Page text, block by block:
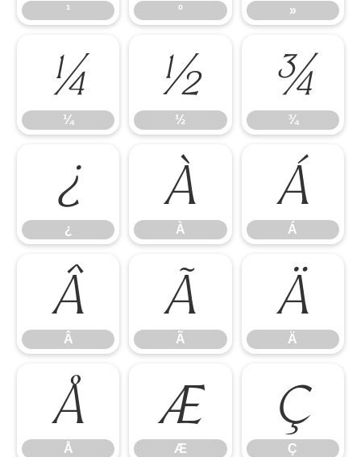
¹ º »
¼
¼
½
½
¾
¾
¿
¿
À
À
Á
Á
Â
Â
Ã
Ã
Ä
Ä
Å
Å
Æ
Æ
Ç
Ç